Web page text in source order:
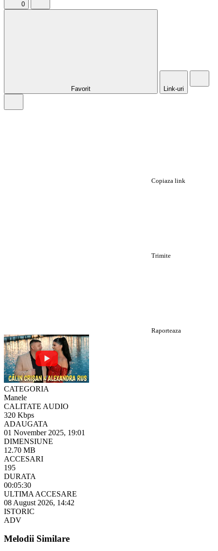
0
Favorit Link-uri
Copiaza link
Trimite
Raporteaza
CATEGORIA
Manele
CALITATE AUDIO
320 Kbps
ADAUGATA
01 November 2025, 19:01
DIMENSIUNE
12.70 MB
ACCESARI
195
DURATA
00:05:30
ULTIMA ACCESARE
08 August 2026, 14:42
ISTORIC
ADV
Melodii Similare